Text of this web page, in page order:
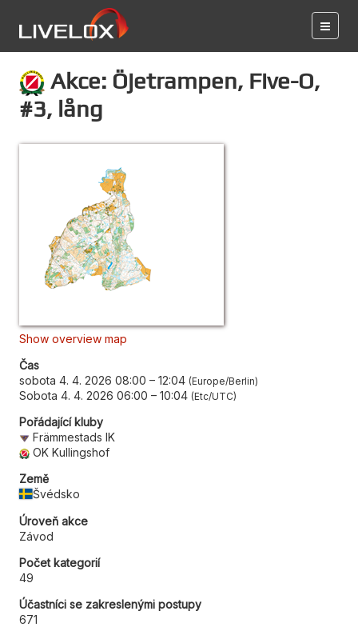
Akce: Öjetrampen, Five-O,
#3, lång
Show overview map
Čas
sobota 4. 4. 2026 08:00 – 12:04 Europe/Berlin
Sobota 4. 4. 2026 06:00 – 10:04 Etc/UTC
Pořádající kluby
Främmestads IK
OK Kullingshof
Země
Švédsko
Úroveň akce
Závod
Počet kategorií
49
Účastníci se zakreslenými postupy
671